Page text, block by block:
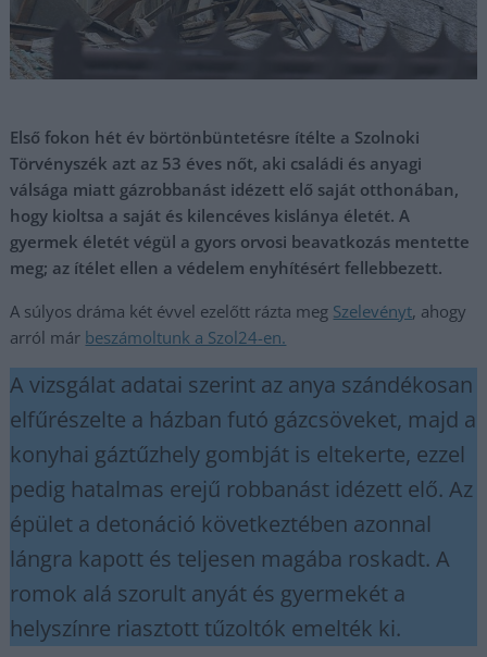
Első fokon hét év börtönbüntetésre ítélte a Szolnoki
Törvényszék azt az 53 éves nőt, aki családi és anyagi
válsága miatt gázrobbanást idézett elő saját otthonában,
hogy kioltsa a saját és kilencéves kislánya életét. A
gyermek életét végül a gyors orvosi beavatkozás mentette
meg; az ítélet ellen a védelem enyhítésért fellebbezett.
A súlyos dráma két évvel ezelőtt rázta meg Szelevényt, ahogy
arról már beszámoltunk a Szol24-en.
A vizsgálat adatai szerint az anya szándékosan
elfűrészelte a házban futó gázcsöveket, majd a
konyhai gáztűzhely gombját is eltekerte, ezzel
pedig hatalmas erejű robbanást idézett elő. Az
épület a detonáció következtében azonnal
lángra kapott és teljesen magába roskadt. A
romok alá szorult anyát és gyermekét a
helyszínre riasztott tűzoltók emelték ki.